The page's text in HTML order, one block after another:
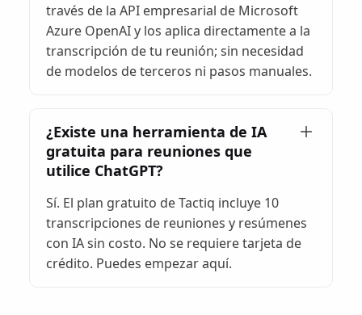
través de la API empresarial de Microsoft
Azure OpenAI y los aplica directamente a la
transcripción de tu reunión; sin necesidad
de modelos de terceros ni pasos manuales.
¿Existe una herramienta de IA
gratuita para reuniones que
utilice ChatGPT?
Sí. El plan gratuito de Tactiq incluye 10
transcripciones de reuniones y resúmenes
con IA sin costo. No se requiere tarjeta de
crédito. Puedes empezar aquí.